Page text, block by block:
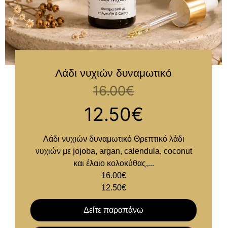
Λάδι νυχιών δυναμωτικό
16.00€
12.50€
Λάδι νυχιών δυναμωτικό Θρεπτικό λάδι
νυχιών με jojoba, argan, calendula, coconut
και έλαιο κολοκύθας,...
16.00€
12.50€
Δείτε παραπάνω